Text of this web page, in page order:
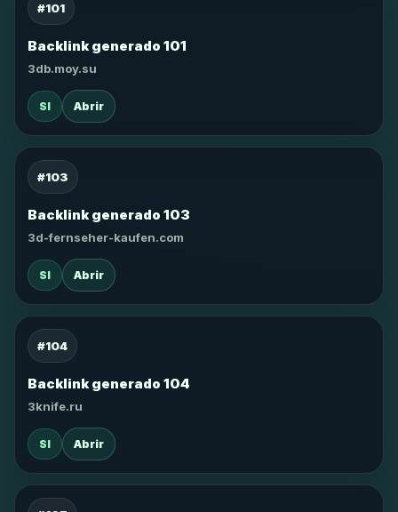
#101
Backlink generado 101
3db.moy.su
SI Abrir
#103
Backlink generado 103
3d-fernseher-kaufen.com
SI Abrir
#104
Backlink generado 104
3knife.ru
SI Abrir